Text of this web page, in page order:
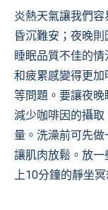
炎熱天氣讓我們容
昏沉難安；夜晚
睡眠品質不佳的
和疲累感變得更
等問題。要讓夜晚
減少咖啡因的攝
量。洗澡前可先
讓肌肉放鬆。放
上10分鐘的靜坐